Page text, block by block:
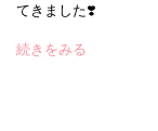
てきました❣️
続きをみる